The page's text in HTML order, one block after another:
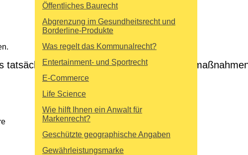
angemessene
Öffentliches Baurecht
Abgrenzung im Gesundheitsrecht und
Borderline-Produkte
Was regelt das Kommunalrecht?
Entertainment- und Sportrecht
E-Commerce
Life Science
Wie hilft Ihnen ein Anwalt für
Markenrecht?
Geschützte geographische Angaben
Gewährleistungsmarke